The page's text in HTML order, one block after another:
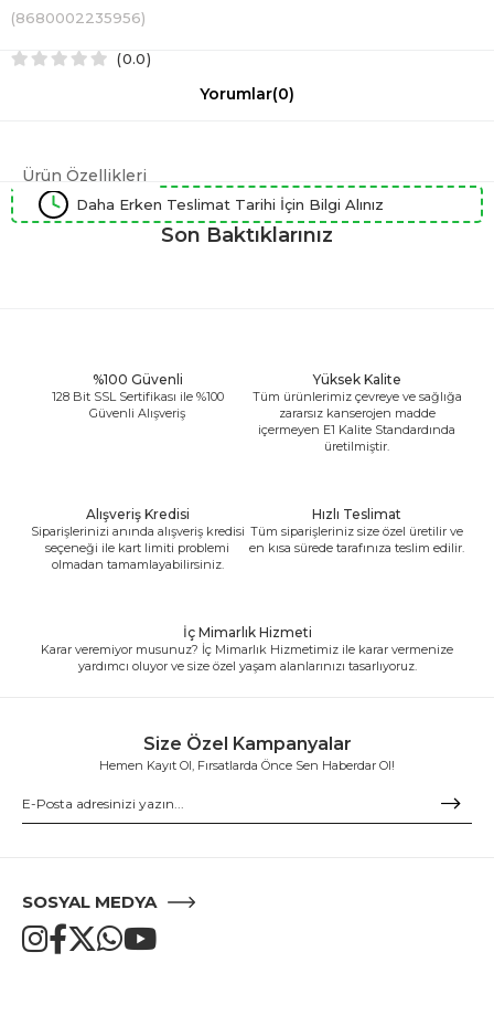
(8680002235956)
0.0
Yorumlar(0)
Ürün Özellikleri
Daha Erken Teslimat Tarihi İçin Bilgi Alınız
Son Baktıklarınız
%100 Güvenli
128 Bit SSL Sertifikası ile %100
Güvenli Alışveriş
Yüksek Kalite
Tüm ürünlerimiz çevreye ve sağlığa
zararsız kanserojen madde
içermeyen E1 Kalite Standardında
üretilmiştir.
Alışveriş Kredisi
Siparişlerinizi anında alışveriş kredisi
seçeneği ile kart limiti problemi
olmadan tamamlayabilirsiniz.
Hızlı Teslimat
Tüm siparişleriniz size özel üretilir ve
en kısa sürede tarafınıza teslim edilir.
İç Mimarlık Hizmeti
Karar veremiyor musunuz? İç Mimarlık Hizmetimiz ile karar vermenize
yardımcı oluyor ve size özel yaşam alanlarınızı tasarlıyoruz.
Size Özel Kampanyalar
Hemen Kayıt Ol, Fırsatlarda Önce Sen Haberdar Ol!
SOSYAL MEDYA